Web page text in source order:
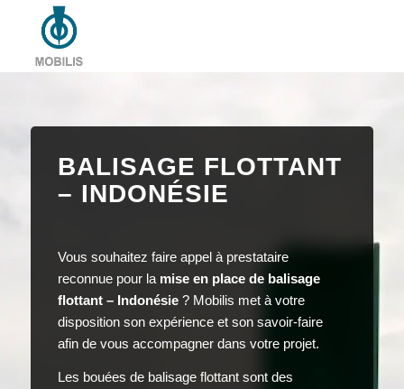
BALISAGE FLOTTANT
– INDONÉSIE
Vous souhaitez faire appel à prestataire
reconnue pour la mise en place de balisage
flottant – Indonésie? Mobilis met à votre
disposition son expérience et son savoir-faire
afin de vous accompagner dans votre projet.
Les bouées de balisage flottant sont des